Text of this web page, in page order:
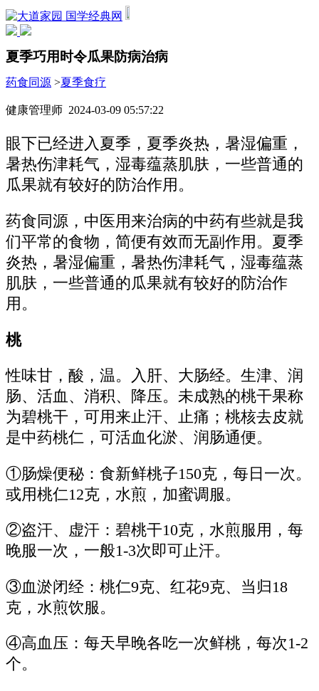
国学经典网
夏季巧用时令瓜果防病治病
药食同源 >夏季食疗
健康管理师 2024-03-09 05:57:22
眼下已经进入夏季，夏季炎热，暑湿偏重，
暑热伤津耗气，湿毒蕴蒸肌肤，一些普通的
瓜果就有较好的防治作用。
药食同源，中医用来治病的中药有些就是我
们平常的食物，简便有效而无副作用。夏季
炎热，暑湿偏重，暑热伤津耗气，湿毒蕴蒸
肌肤，一些普通的瓜果就有较好的防治作
用。
桃
性味甘，酸，温。入肝、大肠经。生津、润
肠、活血、消积、降压。未成熟的桃干果称
为碧桃干，可用来止汗、止痛；桃核去皮就
是中药桃仁，可活血化淤、润肠通便。
①肠燥便秘：食新鲜桃子150克，每日一次。
或用桃仁12克，水煎，加蜜调服。
②盗汗、虚汗：碧桃干10克，水煎服用，每
晚服一次，一般1-3次即可止汗。
③血淤闭经：桃仁9克、红花9克、当归18
克，水煎饮服。
④高血压：每天早晚各吃一次鲜桃，每次1-2
个。